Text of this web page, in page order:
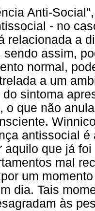
Anti-
- no
relacionada a
sendo assim,
normal,
a um
do sintoma
o que não
antissocial
aquilo que já
mal
um
dia. Tais
às